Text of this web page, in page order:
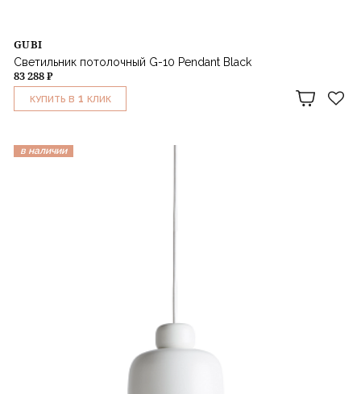
GUBI
Светильник потолочный G-10 Pendant Black
83 288 ₽
КУПИТЬ В 1 КЛИК
в наличии